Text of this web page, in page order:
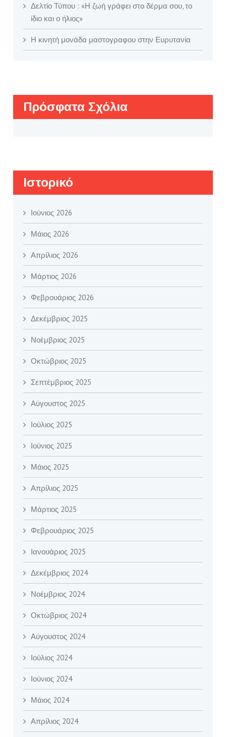
Δελτίο Τύπου : «Η ζωή γράφει στο δέρμα σου, το
ίδιο και ο ήλιος»
Η κινητή μονάδα μαστογραφου στην Ευρυτανία
Πρόσφατα Σχόλια
Ιστορικό
Ιούνιος 2026
Μάιος 2026
Απρίλιος 2026
Μάρτιος 2026
Φεβρουάριος 2026
Δεκέμβριος 2025
Νοέμβριος 2025
Οκτώβριος 2025
Σεπτέμβριος 2025
Αύγουστος 2025
Ιούλιος 2025
Ιούνιος 2025
Μάιος 2025
Απρίλιος 2025
Μάρτιος 2025
Φεβρουάριος 2025
Ιανουάριος 2025
Δεκέμβριος 2024
Νοέμβριος 2024
Οκτώβριος 2024
Αύγουστος 2024
Ιούλιος 2024
Ιούνιος 2024
Μάιος 2024
Απρίλιος 2024